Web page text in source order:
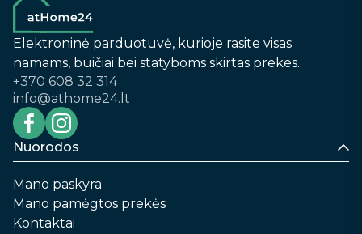
Elektroninė parduotuvė, kurioje rasite visas
namams, buičiai bei statyboms skirtas prekes.
+370 608 32 314
info@athome24.lt
Nuorodos
Mano paskyra
Mano pamėgtos prekės
Kontaktai